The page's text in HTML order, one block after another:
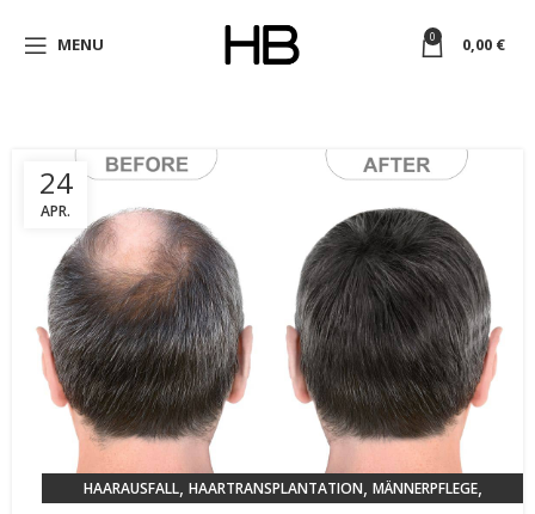
MENU 0 0,00 €
24
APR.
HAARAUSFALL, HAARTRANSPLANTATION, MÄNNERPFLEGE,